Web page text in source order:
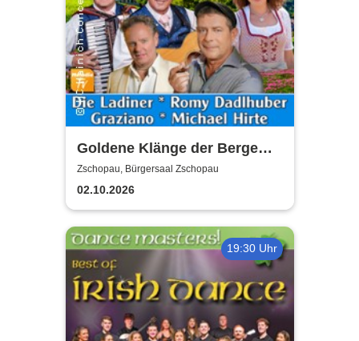
Goldene Klänge der Berge
2026
Zschopau, Bürgersaal Zschopau
02.10.2026
19:30 Uhr